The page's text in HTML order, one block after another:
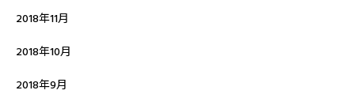
2018年11月
2018年10月
2018年9月